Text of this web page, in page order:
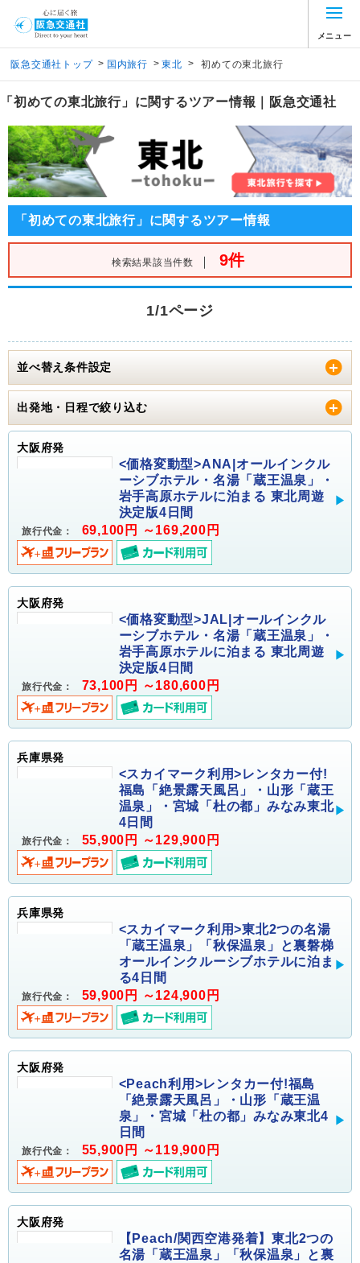
メニュー
阪急交通社トップ > 国内旅行 > 東北 > 初めての東北旅行
「初めての東北旅行」に関するツアー情報｜阪急交通社
「初めての東北旅行」に関するツアー情報
検索結果該当件数 ｜ 9件
1/1ページ
並べ替え条件設定
出発地・日程で絞り込む
大阪府発
<価格変動型>ANA|オールインクル
ーシブホテル・名湯「蔵王温泉」・
岩手高原ホテルに泊まる 東北周遊
決定版4日間
旅行代金： 69,100円 ～169,200円
大阪府発
<価格変動型>JAL|オールインクル
ーシブホテル・名湯「蔵王温泉」・
岩手高原ホテルに泊まる 東北周遊
決定版4日間
旅行代金： 73,100円 ～180,600円
兵庫県発
<スカイマーク利用>レンタカー付!
福島「絶景露天風呂」・山形「蔵王
温泉」・宮城「杜の都」みなみ東北
4日間
旅行代金： 55,900円 ～129,900円
兵庫県発
<スカイマーク利用>東北2つの名湯
「蔵王温泉」「秋保温泉」と裏磐梯
オールインクルーシブホテルに泊ま
る4日間
旅行代金： 59,900円 ～124,900円
大阪府発
<Peach利用>レンタカー付!福島
「絶景露天風呂」・山形「蔵王温
泉」・宮城「杜の都」みなみ東北4
日間
旅行代金： 55,900円 ～119,900円
大阪府発
【Peach/関西空港発着】東北2つの
名湯「蔵王温泉」「秋保温泉」と裏